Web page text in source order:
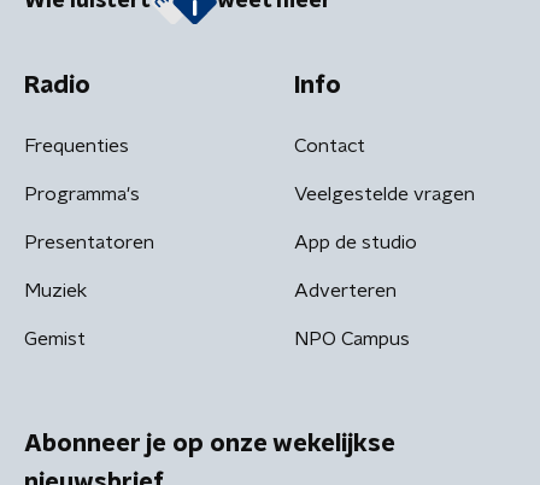
Radio
Frequenties
Programma's
Presentatoren
Muziek
Gemist
Info
Contact
Veelgestelde vragen
App de studio
Adverteren
NPO Campus
Abonneer je op onze wekelijkse